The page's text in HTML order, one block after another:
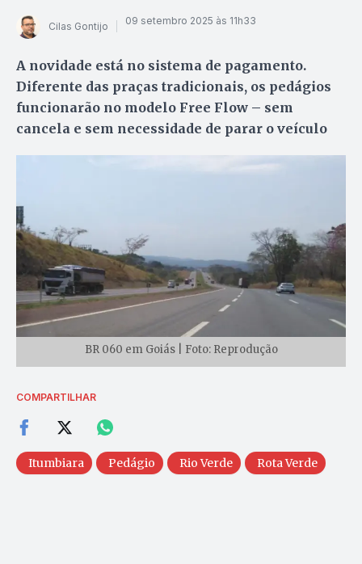
Cilas Gontijo 09 setembro 2025 às 11h33
A novidade está no sistema de pagamento.
Diferente das praças tradicionais, os pedágios
funcionarão no modelo Free Flow – sem
cancela e sem necessidade de parar o veículo
BR 060 em Goiás | Foto: Reprodução
COMPARTILHAR
Itumbiara Pedágio Rio Verde Rota Verde